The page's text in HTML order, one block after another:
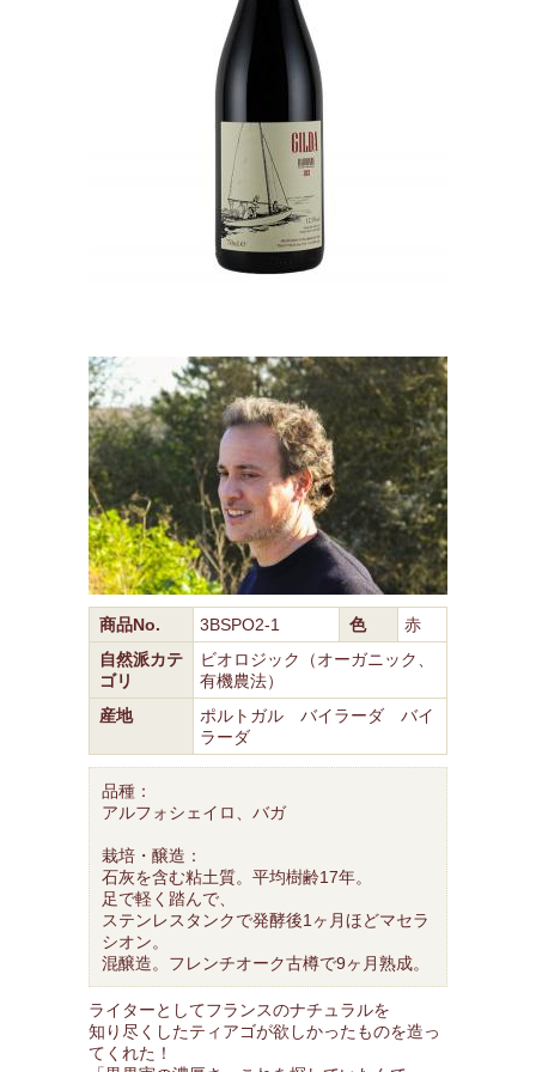
商品No. 3BSPO2-1 色
赤
自然派カテ
ゴリ
ビオロジック（オーガニック、
有機農法）
産地
ポルトガル バイラーダ バイ
ラーダ
品種：
アルフォシェイロ、バガ
栽培・醸造：
石灰を含む粘土質。平均樹齢17年。
足で軽く踏んで、
ステンレスタンクで発酵後1ヶ月ほどマセラ
シオン。
混醸造。フレンチオーク古樽で9ヶ月熟成。
ライターとしてフランスのナチュラルを
知り尽くしたティアゴが欲しかったものを造っ
てくれた！